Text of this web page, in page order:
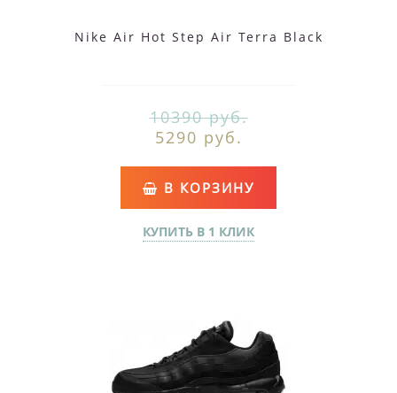
Nike Air Hot Step Air Terra Black
10390 руб.
5290 руб.
В КОРЗИНУ
КУПИТЬ В 1 КЛИК